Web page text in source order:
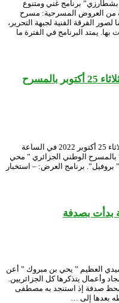
برنامج غني ومتنوع
من العروض المسرحية: مسرح
الفرقة الفنية لجبهة التحرير،
يمتد البرنامج في الفترة ما
” إيماءات” عرض كوريغرافي هذا الثلاثاء 25 أكتوبر بالمسرح
” إيماءات ” عرض كوريغرافي سيعرض هذا الثلاثاء 25 أكتوبر 2022 في الساعة
بالمسرح الوطني الجزائري ” محي
بروفيل”. برنامج العرض: – استخبار
بدأت بصدفة
العظيم ” يحي بن مبروك ” أعن
بالأمجاد وأعمال يتذكرها كل الجزائريين.
المسرح، سنة 1940 كانت محظ صدفة إذ استنجد به مصطفى
بعدها إلى …